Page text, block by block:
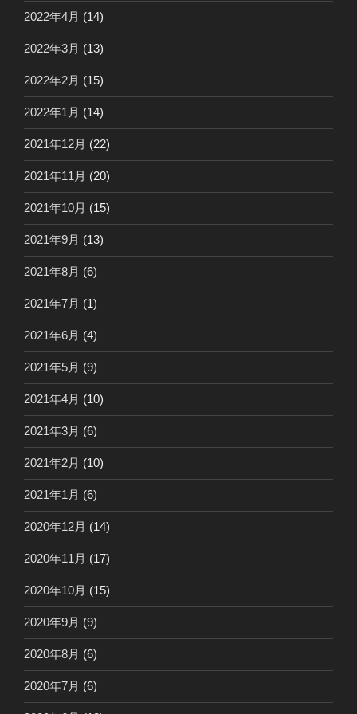
2022年4月 (14)
2022年3月 (13)
2022年2月 (15)
2022年1月 (14)
2021年12月 (22)
2021年11月 (20)
2021年10月 (15)
2021年9月 (13)
2021年8月 (6)
2021年7月 (1)
2021年6月 (4)
2021年5月 (9)
2021年4月 (10)
2021年3月 (6)
2021年2月 (10)
2021年1月 (6)
2020年12月 (14)
2020年11月 (17)
2020年10月 (15)
2020年9月 (9)
2020年8月 (6)
2020年7月 (6)